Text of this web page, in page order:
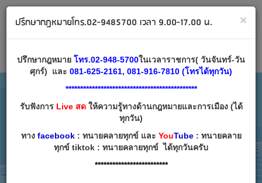
Email:decha007@decha.com
เข้าสู่ระบบ สมัครสมาชิก
×
ปรึกษากฎหมายโทร.02-9485700 เวลา 9.00-17.00 น.
ปรึกษากฎหมาย โทร.02-948-5700ในเวลาราชการ( วันจันทร์-วัน
ศุกร์) และ 081-625-2161, 081-916-7810 (โทรได้ทุกวัน)
*********************************************
รับฟังการLive สดให้ความรู้ทางด้านกฎหมายและการเมือง (ได้
ทุกวัน)
ทาง facebook: ทนายคลายทุกข์ และ YouTube: ทนายคลาย
ทุกข์ tiktok : ทนายคลายทุกข์ ได้ทุกวันครับ
*************************